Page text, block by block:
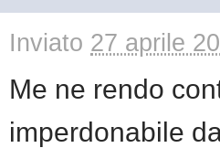
Inviato 27 aprile
Me ne rendo
imperdonabile